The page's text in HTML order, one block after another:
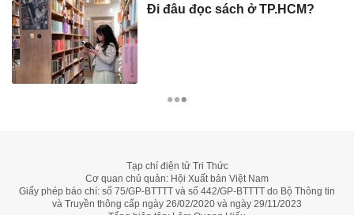
Đi đâu đọc sách ở TP.HCM?
Tạp chí điện tử Tri Thức
Cơ quan chủ quản: Hội Xuất bản Việt Nam
Giấy phép báo chí: số 75/GP-BTTTT và số 442/GP-BTTTT do Bộ Thông tin
và Truyền thông cấp ngày 26/02/2020 và ngày 29/11/2023